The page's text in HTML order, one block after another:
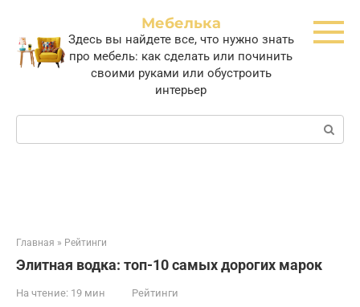
контенту
Мебелька
Здесь вы найдете все, что нужно знать
про мебель: как сделать или починить
своими руками или обустроить
интерьер
Поиск:
Главная » Рейтинги
Элитная водка: топ-10 самых дорогих марок
На чтение: 19 мин Рейтинги